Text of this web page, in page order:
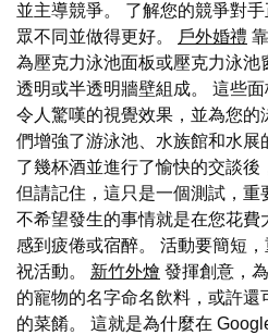
並主導競爭。 了解您的競爭對
眾不同並做得更好。
戶外婚禮
為壓克力泳池面板或壓克力泳池
透明或半透明牆壁組成。 這些
令人驚嘆的視覺效果，並為您的
們增強了游泳池、水族館和水展
了幾杯酒並進行了愉快的交談後
但請記住，這只是一個測試，重
不希望發生的事情就是在您花費
感到疲倦或宿醉。 活動要簡短
祝活動。 新竹外燴 發揮創意，
的寵物的名字命名飲料，或許
的菜餚。 這就是為什麼在